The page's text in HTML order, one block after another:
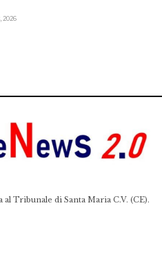
2026
Tribunale di Santa Maria C.V. (CE).